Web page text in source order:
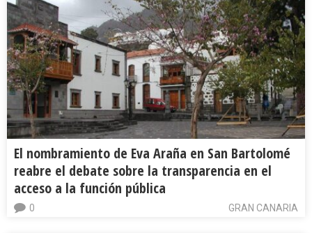
El nombramiento de Eva Araña en San Bartolomé
reabre el debate sobre la transparencia en el
acceso a la función pública
GRAN CANARIA
0